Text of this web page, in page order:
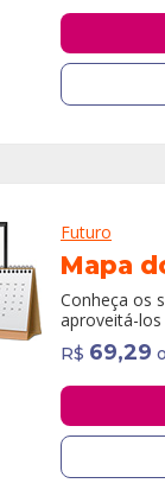
Futuro
Mapa
Conheça os
aproveitá-
R$ 69,29